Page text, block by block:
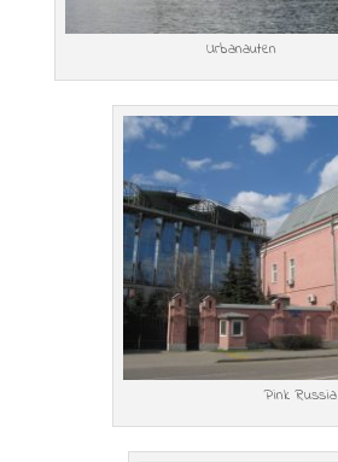
Urbanauten
Pink Russia